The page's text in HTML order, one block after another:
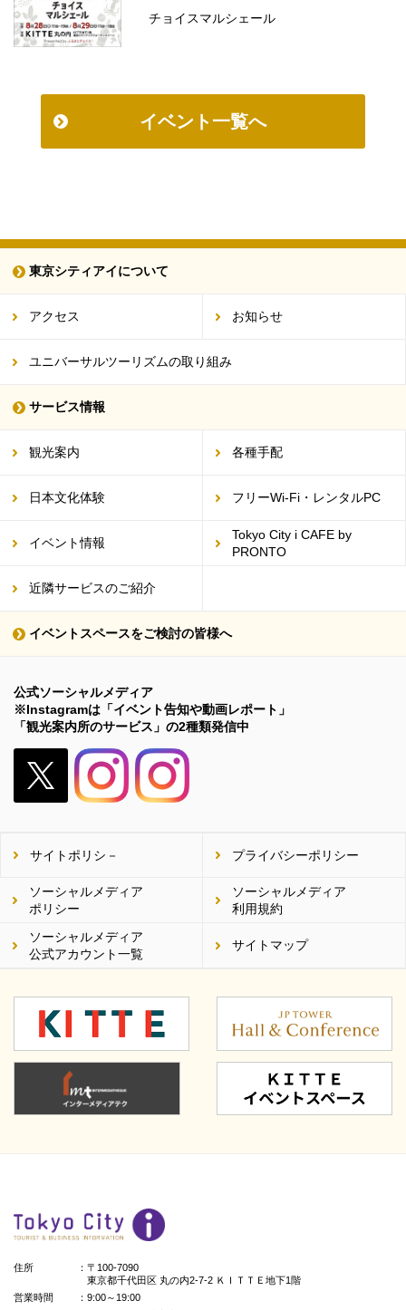
チョイスマルシェール
イベント一覧へ
東京シティアイについて
アクセス お知らせ
ユニバーサルツーリズムの取り組み
サービス情報
観光案内 各種手配
日本文化体験 フリーWi-Fi・レンタルPC
イベント情報
Tokyo City i CAFE by
PRONTO
近隣サービスのご紹介
イベントスペースをご検討の皆様へ
公式ソーシャルメディア
※Instagramは「イベント告知や動画レポート」
「観光案内所のサービス」の2種類発信中
サイトポリシ－
プライバシーポリシー
ソーシャルメディア
ポリシー
ソーシャルメディア
利用規約
ソーシャルメディア
公式アカウント一覧
サイトマップ
住所
：〒100-7090
東京都千代田区 丸の内2-7-2 ＫＩＴＴＥ地下1階
営業時間
：9:00～19:00